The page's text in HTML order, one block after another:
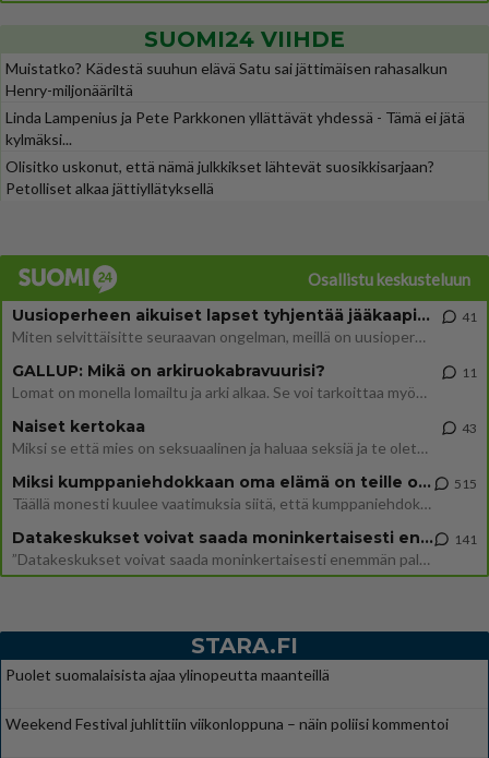
SUOMI24 VIIHDE
Muistatko? Kädestä suuhun elävä Satu sai jättimäisen rahasalkun
Henry-miljonääriltä
Linda Lampenius ja Pete Parkkonen yllättävät yhdessä - Tämä ei jätä
kylmäksi...
Olisitko uskonut, että nämä julkkikset lähtevät suosikkisarjaan?
Petolliset alkaa jättiyllätyksellä
Osallistu keskusteluun
Uusioperheen aikuiset lapset tyhjentää jääkaapin käydessään
Miten selvittäisitte seuraavan ongelman, meillä on uusioperhe, minulla teini-ikäiset lapset ja puolisolla aikuiset, jotk
41
GALLUP: Mikä on arkiruokabravuurisi?
Lomat on monella lomailtu ja arki alkaa. Se voi tarkoittaa myös sitä, että grillailut on grillattu ja palataan arjen ruo
11
Naiset kertokaa
Miksi se että mies on seksuaalinen ja haluaa seksiä ja te olette hänen mielestänne haluttava on vastenmielistä? Mikä sii
43
Miksi kumppaniehdokkaan oma elämä on teille ongelma?
Täällä monesti kuulee vaatimuksia siitä, että kumppaniehdokkaalla ei saisi olla lemmikkejä, lapsia, kavereita, eksiä, su
515
Datakeskukset voivat saada moninkertaisesti enemmän palautuksia kuin mitä ne maksavat veroja
”Datakeskukset voivat saada moninkertaisesti enemmän palautuksia kuin mitä ne maksavat veroja”, sanoo professori Jussi K
141
STARA.FI
Puolet suomalaisista ajaa ylinopeutta maanteillä
Weekend Festival juhlittiin viikonloppuna – näin poliisi kommentoi